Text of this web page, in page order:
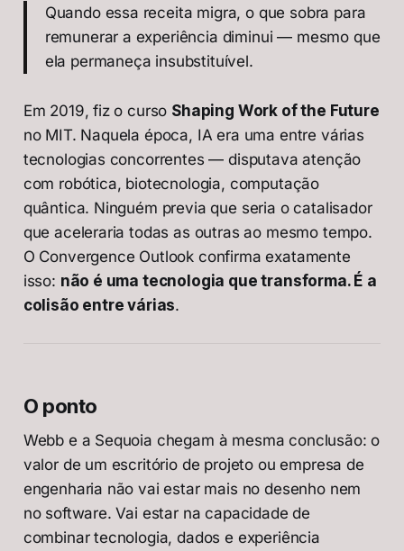
Quando essa receita migra, o que sobra para
remunerar a experiência diminui — mesmo que
ela permaneça insubstituível.
Em 2019, fiz o curso Shaping Work of the Future
no MIT. Naquela época, IA era uma entre várias
tecnologias concorrentes — disputava atenção
com robótica, biotecnologia, computação
quântica. Ninguém previa que seria o catalisador
que aceleraria todas as outras ao mesmo tempo.
O Convergence Outlook confirma exatamente
isso: não é uma tecnologia que transforma. É a
colisão entre várias.
O ponto
Webb e a Sequoia chegam à mesma conclusão: o
valor de um escritório de projeto ou empresa de
engenharia não vai estar mais no desenho nem
no software. Vai estar na capacidade de
combinar tecnologia, dados e experiência